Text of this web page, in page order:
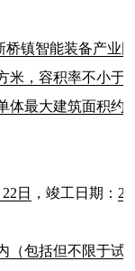
桥镇智能装备产业
米，容积率不小
体最大建筑面积约
日 ，竣工日期：
（包括但不限于试